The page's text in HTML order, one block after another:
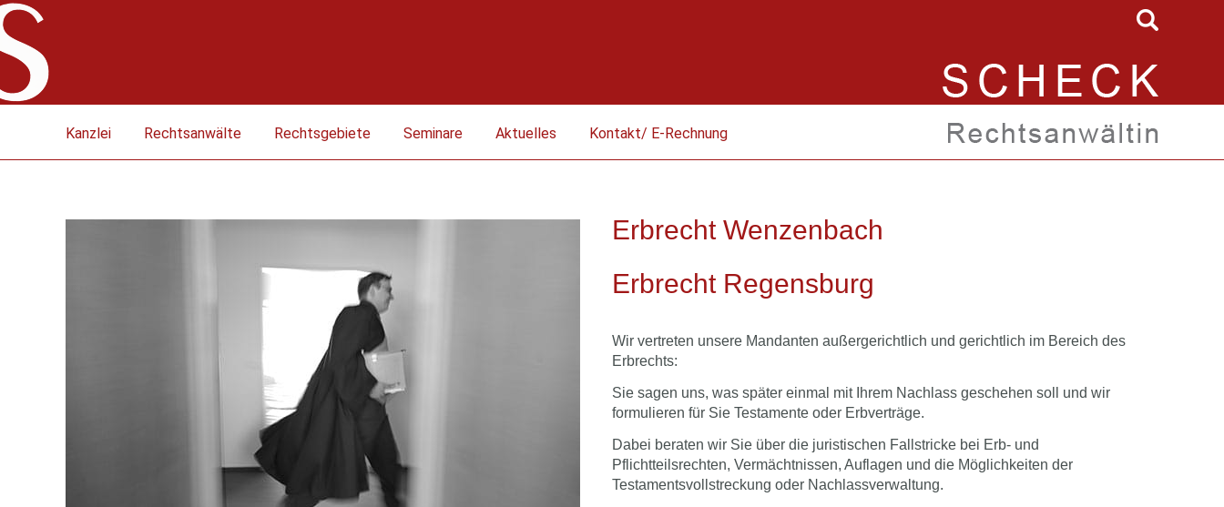
Kanzlei Rechtsanwälte Rechtsgebiete Seminare Aktuelles Kontakt/ E-Rechnung
Erbrecht Wenzenbach
Erbrecht Regensburg
Wir vertreten unsere Mandanten außergerichtlich und gerichtlich im Bereich des
Erbrechts:
Sie sagen uns, was später einmal mit Ihrem Nachlass geschehen soll und wir
formulieren für Sie Testamente oder Erbverträge.
Dabei beraten wir Sie über die juristischen Fallstricke bei Erb- und
Pflichtteilsrechten, Vermächtnissen, Auflagen und die Möglichkeiten der
Testamentsvollstreckung oder Nachlassverwaltung.